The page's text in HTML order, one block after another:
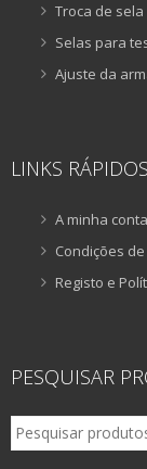
Troca de sela
Selas para
Ajuste da
LINKS RÁPIDOS
A minha conta
Condições
Registo e
PESQUISAR
Pesquisar
por: